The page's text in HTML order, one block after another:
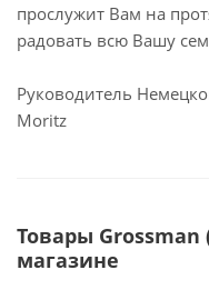
прослужит Вам на
радовать всю Вашу
Руководитель
Moritz
Товары
магазине